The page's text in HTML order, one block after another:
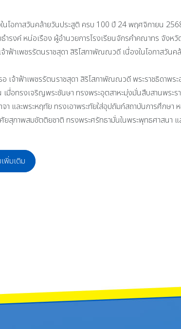
นโอกาสวันคล้ายวันประสูติ ครบ 100 ปี 24 พฤศจิกายน
ค์ หน่อเรือง ผู้อำนวยการโรงเรียนจักรคำคณาทร จังหวั
ฟ้าเพชรรัตนราชสุดา สิริโสภาพัณณวดี เนื่องในโอกาสวัน
จ้าฟ้าเพชรรัตนราชสุดา สิริโสภาพัณณวดี พระราชธิดาพระ
มื่อทรงเจริญพระชันษา ทรงพระอุตสาหะมุ่งมั่นสืบสานพระร
ละพระหฤทัย ทรงเอาพระทัยใส่อุปถัมภ์สถาบันการศึกษา
ยสุภาพสมขัตติยชาติ ทรงพระศรัทธามั่นในพระพุทธศาสนา
พิ่มเติม
วัดลำพูน ที่คว้ารางวัลลำดับที่ 3 ด้วยคะแนน 87.400 (เหรียญ
พระราชกุศล ครบ 100 ปี วันคล้ายวันสวรรคตพระบาทสมเด็จพ